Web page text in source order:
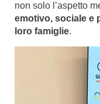
non solo l’aspetto
emotivo, sociale e
loro famiglie.